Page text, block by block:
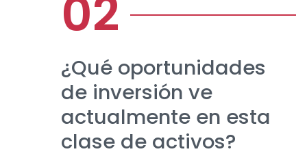
¿Qué oportunidades
de inversión ve
actualmente en esta
clase de activos?